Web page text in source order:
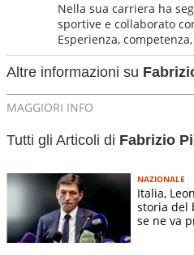
Nella sua carriera ha
sportive e collaborato
Esperienza,
storica. Si occupa
Altre informazioni su
MAGGIORI INFO
Data di nascita:20-09-1966
Tutti gli Articoli di Fabrizio
NAZIONALE
Italia,
storia del
se ne va